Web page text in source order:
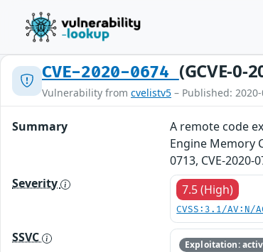
CVE-2020-0674 (GCVE-0-
Vulnerability from cvelistv5 – Published:
Summary
A remote code
Engine Memory
0713, CVE-2020-
Severity
7.5 (High)
CVSS:3.1/AV:N/
SSVC Exploitation: